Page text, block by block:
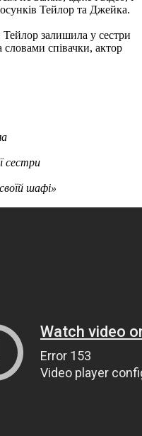
Тейлор та Джейка.
залишила у сестри
співачки, актор
сестри
шафі»